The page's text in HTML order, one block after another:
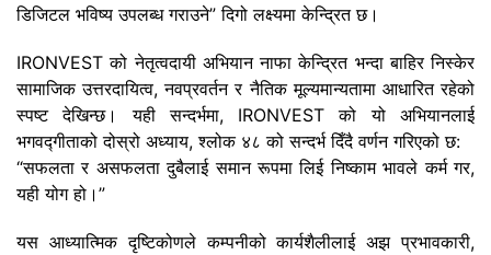
डिजिटल भविष्य उपलब्ध गराउने” दिगो लक्ष्यमा केन्द्रित छ।
IRONVEST को नेतृत्वदायी अभियान नाफा केन्द्रित भन्दा बाहिर निस्केर
सामाजिक उत्तरदायित्व, नवप्रवर्तन र नैतिक मूल्यमान्यतामा आधारित रहेको
स्पष्ट देखिन्छ। यही सन्दर्भमा, IRONVEST को यो अभियानलाई
भगवद्गीताको दोस्रो अध्याय, श्लोक ४८ को सन्दर्भ दिँदै वर्णन गरिएको छ:
“सफलता र असफलता दुबैलाई समान रूपमा लिई निष्काम भावले कर्म गर,
यही योग हो।”
यस आध्यात्मिक दृष्टिकोणले कम्पनीको कार्यशैलीलाई अझ प्रभावकारी,